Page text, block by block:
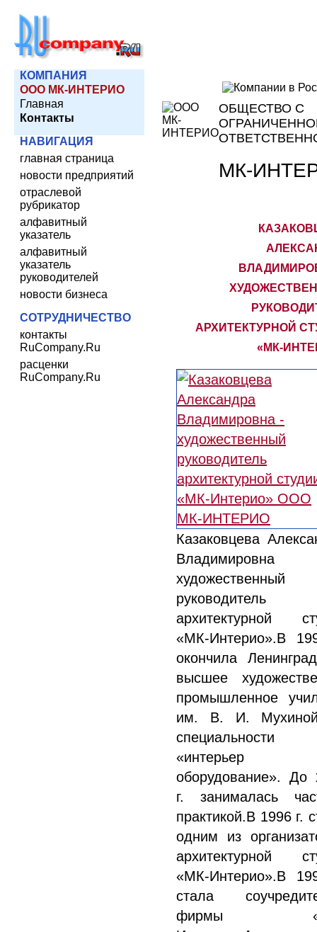
КОМПАНИЯ
ООО МК-ИНТЕРИО
Главная
Контакты
НАВИГАЦИЯ
главная страница
новости предприятий
отраслевой
рубрикатор
алфавитный
указатель
алфавитный
указатель
руководителей
новости бизнеса
СОТРУДНИЧЕСТВО
контакты
RuCompany.Ru
расценки
RuCompany.Ru
ОБЩЕСТВО С
МК-
АРХИТЕКТУРНОЙ
«МК-
Казаковцева
художественный
руководитель
архитектурной
«МК-Интерио».В
окончила
высшее
промышленное
им. В. И.
специальности
оборудование». До
г. занималась
практикой.В 1996 г.
одним из
архитектурной
«МК-Интерио».В
стала
фирмы